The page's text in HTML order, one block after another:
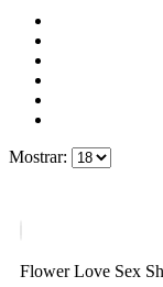
Mostrar:
Flower Love Sex